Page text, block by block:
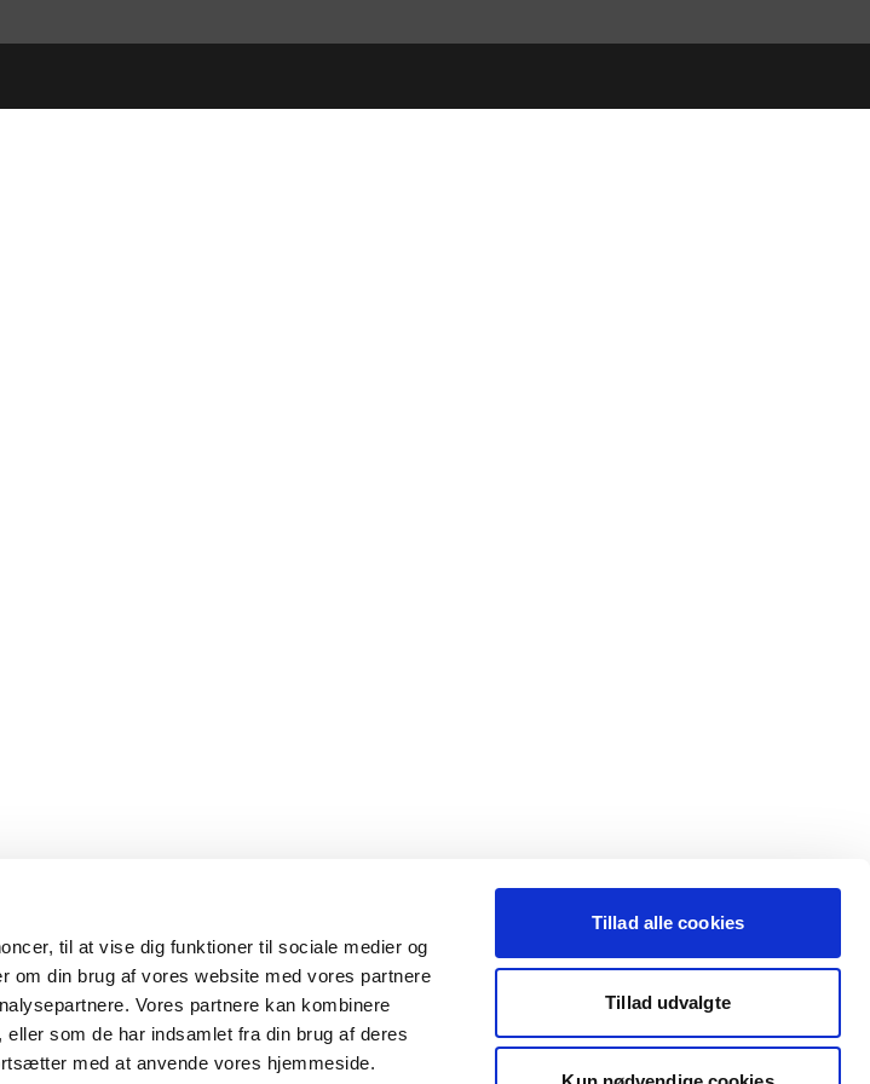
til at vise dig funktioner til sociale medier og
om din brug af vores website med vores partnere
Vores partnere kan kombinere
som de har indsamlet fra din brug af deres
med at anvende vores hjemmeside.
Tillad alle cookies
Tillad udvalgte